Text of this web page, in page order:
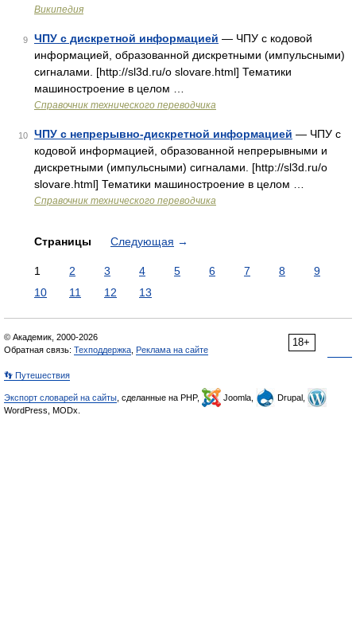
Википедия
9 ЧПУ с дискретной информацией — ЧПУ с кодовой
информацией, образованной дискретными (импульсными)
сигналами. [http://sl3d.ru/o slovare.html] Тематики
машиностроение в целом …
Справочник технического переводчика
10 ЧПУ с непрерывно-дискретной информацией — ЧПУ с
кодовой информацией, образованной непрерывными и
дискретными (импульсными) сигналами. [http://sl3d.ru/o
slovare.html] Тематики машиностроение в целом …
Справочник технического переводчика
Страницы Следующая →
1 2 3 4 5 6 7 8
9
10
11 12 13
18+
© Академик, 2000-2026
Обратная связь: Техподдержка Реклама на сайте
👣 Путешествия
Экспорт словарей на сайты , сделанные на PHP, Joomla,
Drupal,
WordPress, MODx.